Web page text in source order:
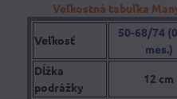
Veľkostná tabuľka
Veľkosť
50-68/74
mes.)
Dĺžka
podrážky
12 cm